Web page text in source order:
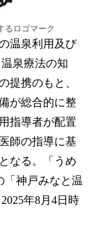
るロゴマーク
温泉利用及び
泉療法の知
提携のもと、
が総合的に整
指導者が配置
師の指導に基
なる。「うめ
「神戸みなと温
年8月4日時